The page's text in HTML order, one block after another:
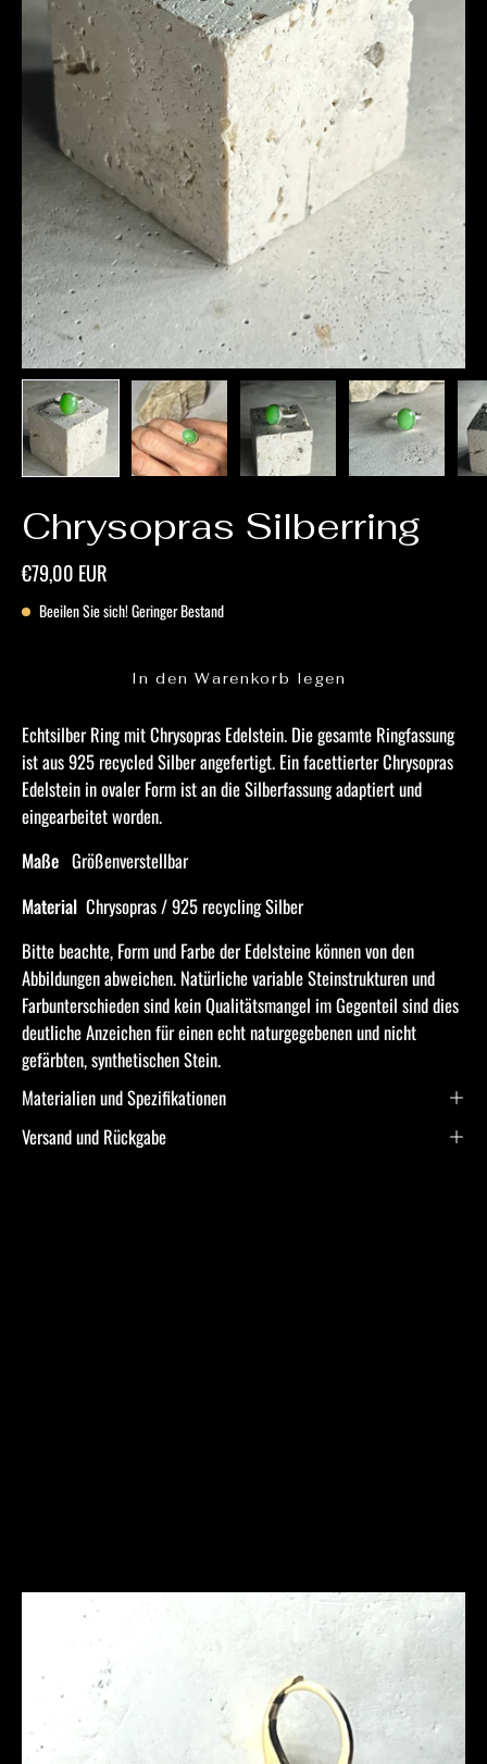
Chrysopras Silberring
€79,00 EUR
Beeilen Sie sich! Geringer Bestand
In den Warenkorb legen
Echtsilber Ring mit Chrysopras Edelstein. Die gesamte Ringfassung
ist aus 925 recycled Silber angefertigt. Ein facettierter Chrysopras
Edelstein in ovaler Form ist an die Silberfassung adaptiert und
eingearbeitet worden.
Maße Größenverstellbar
Material Chrysopras / 925 recycling Silber
Bitte beachte, Form und Farbe der Edelsteine ​​können von den
Abbildungen abweichen. Natürliche variable Steinstrukturen und
Farbunterschieden sind kein Qualitätsmangel im Gegenteil sind dies
deutliche Anzeichen für einen echt naturgegebenen und nicht
gefärbten, synthetischen Stein.
Materialien und Spezifikationen
Versand und Rückgabe